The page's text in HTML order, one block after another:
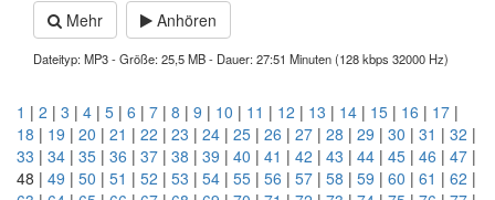
Mehr
Anhören
Dateityp: MP3 - Größe: 25,5 MB - Dauer: 27:51 Minuten (128 kbps 32000 Hz)
1 | 2 | 3 | 4 | 5 | 6 | 7 | 8 | 9 | 10 | 11 | 12 | 13 | 14 | 15 | 16 | 17 |
18 | 19 | 20 | 21 | 22 | 23 | 24 | 25 | 26 | 27 | 28 | 29 | 30 | 31 | 32 |
33 | 34 | 35 | 36 | 37 | 38 | 39 | 40 | 41 | 42 | 43 | 44 | 45 | 46 | 47 |
48 | 49 | 50 | 51 | 52 | 53 | 54 | 55 | 56 | 57 | 58 | 59 | 60 | 61 | 62 |